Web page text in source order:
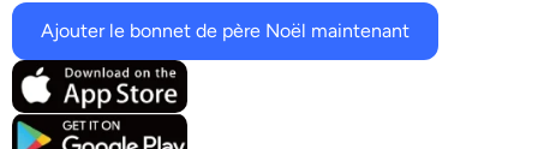
Modèles d’IA pris en charge
Seedance 2.0 Kling 2.6 Motion Control Veo 3.1
Sora 2.0 Kling 2.6 Pro
Wan 2.5
Dissolvant de filigrane
Effaceur d’arrière-plan
Ajouter le bonnet de père Noël maintenant